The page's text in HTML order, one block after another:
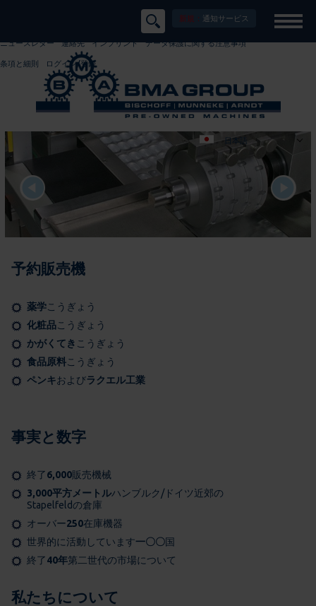
新規： 通知サービス
ニュースレター 連絡先 インプリント データ保護に関する注意事項
条項と細則 ログイン/登録
DEUTSCH
ESPAÑOL
日本語
予約販売機
薬学こうぎょう
化粧品こうぎょう
かがくてき こうぎょう
食品原料こうぎょう
ペンキおよびラクエル工業
事実と数字
終了6,000販売機械
3,000平方メートルハンブルク/ドイツ近郊の
Stapelfeldの倉庫
オーバー250在庫機器
世界的に活動しています一〇〇国
終了40年第二世代の市場について
私たちについて